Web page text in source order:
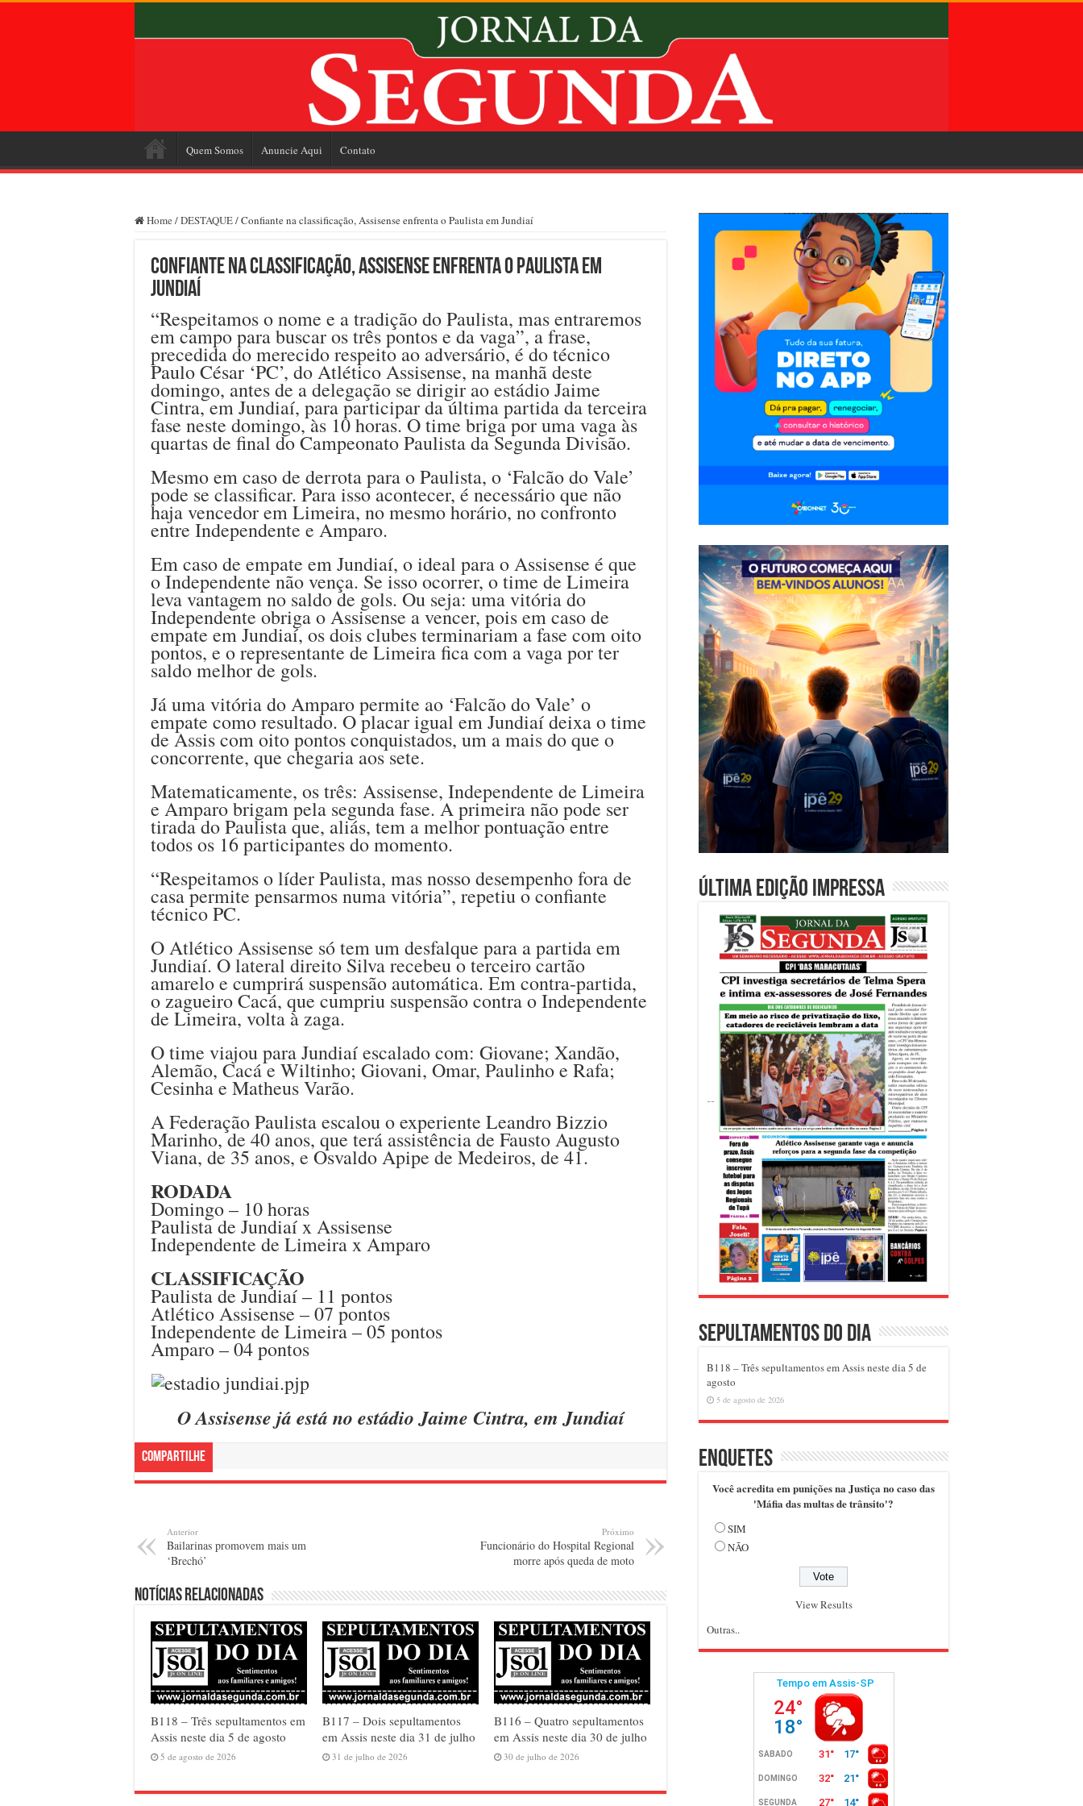
Quem Somos Anuncie Aqui Contato
Home /DESTAQUE/Confiante na classificação, Assisense enfrenta o Paulista em Jundiaí
Confiante na classificação, Assisense enfrenta o Paulista em
Jundiaí
“Respeitamos o nome e a tradição do Paulista, mas entraremos
em campo para buscar os três pontos e da vaga”, a frase,
precedida do merecido respeito ao adversário, é do técnico
Paulo César ‘PC’, do Atlético Assisense, na manhã deste
domingo, antes de a delegação se dirigir ao estádio Jaime
Cintra, em Jundiaí, para participar da última partida da terceira
fase neste domingo, às 10 horas. O time briga por uma vaga às
quartas de final do Campeonato Paulista da Segunda Divisão.
Mesmo em caso de derrota para o Paulista, o ‘Falcão do Vale’
pode se classificar. Para isso acontecer, é necessário que não
haja vencedor em Limeira, no mesmo horário, no confronto
entre Independente e Amparo.
Em caso de empate em Jundiaí, o ideal para o Assisense é que
o Independente não vença. Se isso ocorrer, o time de Limeira
leva vantagem no saldo de gols. Ou seja: uma vitória do
Independente obriga o Assisense a vencer, pois em caso de
empate em Jundiaí, os dois clubes terminariam a fase com oito
pontos, e o representante de Limeira fica com a vaga por ter
saldo melhor de gols.
Já uma vitória do Amparo permite ao ‘Falcão do Vale’ o
empate como resultado. O placar igual em Jundiaí deixa o time
de Assis com oito pontos conquistados, um a mais do que o
concorrente, que chegaria aos sete.
Matematicamente, os três: Assisense, Independente de Limeira
e Amparo brigam pela segunda fase. A primeira não pode ser
tirada do Paulista que, aliás, tem a melhor pontuação entre
todos os 16 participantes do momento.
“Respeitamos o líder Paulista, mas nosso desempenho fora de
casa permite pensarmos numa vitória”, repetiu o confiante
técnico PC.
O Atlético Assisense só tem um desfalque para a partida em
Jundiaí. O lateral direito Silva recebeu o terceiro cartão
amarelo e cumprirá suspensão automática. Em contra-partida,
o zagueiro Cacá, que cumpriu suspensão contra o Independente
de Limeira, volta à zaga.
O time viajou para Jundiaí escalado com: Giovane; Xandão,
Alemão, Cacá e Wiltinho; Giovani, Omar, Paulinho e Rafa;
Cesinha e Matheus Varão.
A Federação Paulista escalou o experiente Leandro Bizzio
Marinho, de 40 anos, que terá assistência de Fausto Augusto
Viana, de 35 anos, e Osvaldo Apipe de Medeiros, de 41.
RODADA
Domingo – 10 horas
Paulista de Jundiaí x Assisense
Independente de Limeira x Amparo
CLASSIFICAÇÃO
Paulista de Jundiaí – 11 pontos
Atlético Assisense – 07 pontos
Independente de Limeira – 05 pontos
Amparo – 04 pontos
O Assisense já está no estádio Jaime Cintra, em Jundiaí
Compartilhe
Anterior
Bailarinas promovem mais um
‘Brechó’
Próximo
Funcionário do Hospital Regional
morre após queda de moto
Notícias relacionadas
B118 – Três sepultamentos em
Assis neste dia 5 de agosto
5 de agosto de 2026
B117 – Dois sepultamentos
em Assis neste dia 31 de julho
31 de julho de 2026
B116 – Quatro sepultamentos
em Assis neste dia 30 de julho
30 de julho de 2026
Última edição impressa
Sepultamentos do dia
B118 – Três sepultamentos em Assis neste dia 5 de
agosto
5 de agosto de 2026
Enquetes
Você acredita em punições na Justiça no caso das
'Máfia das multas de trânsito'?
SIM
NÃO
View Results
Outras..